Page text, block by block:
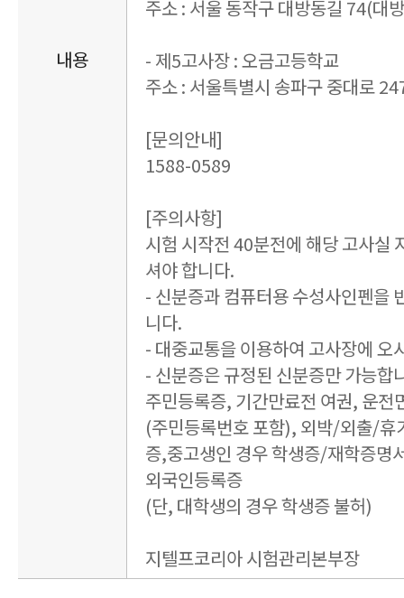
내용
주소 : 서울 동작구 대방동길 74(대
- 제5고사장 : 오금고등학교
주소 : 서울특별시 송파구 중대로
[문의안내]
1588-0589
[주의사항]
시험 시작전 40분전에 해당 고사실
셔야 합니다.
- 신분증과 컴퓨터용 수성사인펜을
니다.
- 대중교통을 이용하여 고사장에 오
- 신분증은 규정된 신분증만 가능합
주민등록증, 기간만료전 여권, 운전
(주민등록번호 포함), 외박/외출/휴
증,중고생인 경우 학생증/재학증명
외국인등록증
(단, 대학생의 경우 학생증 불허)
지텔프코리아 시험관리본부장